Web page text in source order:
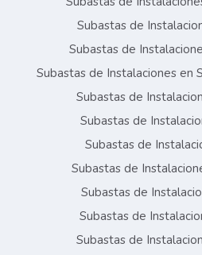
Subastas de
Subastas de
Subastas de Instalaciones en
Subastas de
Subastas de
Subastas de
Subastas de
Subastas de
Subastas de
Subastas de